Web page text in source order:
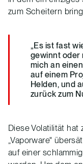
zum Scheitern
„Es ist fast
gewinnt oder
mich an
auf einem
Helden, und
zurück zum
Diese Volatilität
„Vaporware"
auf einer